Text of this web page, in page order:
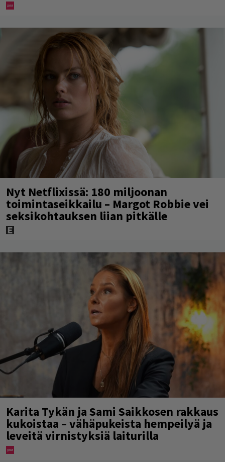
Nyt Netflixissä: 180 miljoonan
toimintaseikkailu – Margot Robbie vei
seksikohtauksen liian pitkälle
Karita Tykän ja Sami Saikkosen rakkaus
kukoistaa – vähäpukeista hempeilyä ja
leveitä virnistyksiä laiturilla